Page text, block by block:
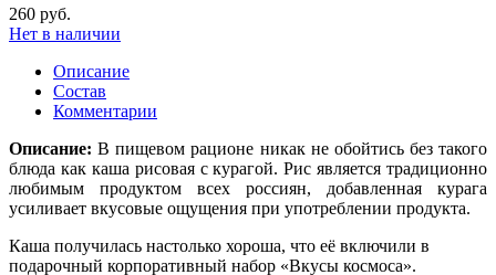
260 руб.
Нет в наличии
Описание
Состав
Комментарии
Описание:В пищевом рационе никак не обойтись без такого
блюда как каша рисовая с курагой. Рис является традиционно
любимым продуктом всех россиян, добавленная курага
усиливает вкусовые ощущения при употреблении продукта.
Каша получилась настолько хороша, что её включили в
подарочный корпоративный набор «Вкусы космоса».